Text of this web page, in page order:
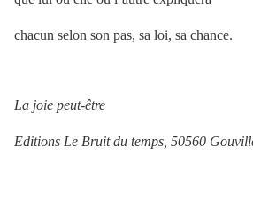
chacun selon son pas, sa loi, sa chance.
La joie peut-être
Editions Le Bruit du temps, 50560